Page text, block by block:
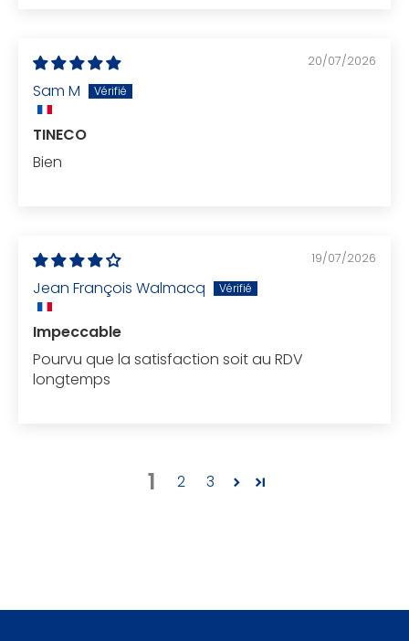
20/07/2026
Sam M
TINECO
Bien
19/07/2026
Jean François Walmacq
Impeccable
Pourvu que la satisfaction soit au RDV
longtemps
1 2 3